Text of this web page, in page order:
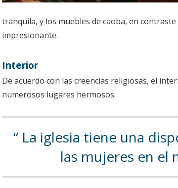
tranquila, y los muebles de caoba, en
impresionante.
Interior
De acuerdo con las creencias religiosas, el
numerosos lugares hermosos.
La iglesia tiene una
las mujeres en el